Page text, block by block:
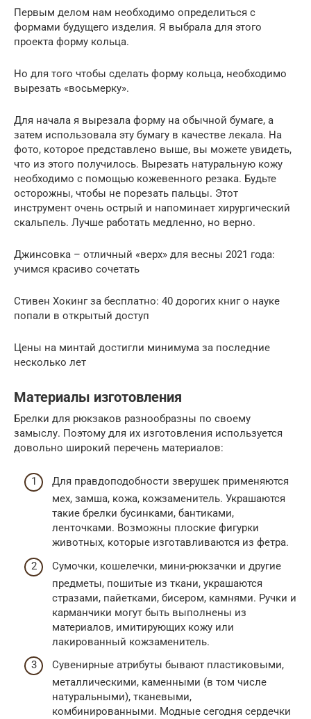
Первым делом нам необходимо определиться с
формами будущего изделия. Я выбрала для этого
проекта форму кольца.
Но для того чтобы сделать форму кольца, необходимо
вырезать «восьмерку».
Для начала я вырезала форму на обычной бумаге, а
затем использовала эту бумагу в качестве лекала. На
фото, которое представлено выше, вы можете увидеть,
что из этого получилось. Вырезать натуральную кожу
необходимо с помощью кожевенного резака. Будьте
осторожны, чтобы не порезать пальцы. Этот
инструмент очень острый и напоминает хирургический
скальпель. Лучше работать медленно, но верно.
Джинсовка – отличный «верх» для весны 2021 года:
учимся красиво сочетать
Стивен Хокинг за бесплатно: 40 дорогих книг о науке
попали в открытый доступ
Цены на минтай достигли минимума за последние
несколько лет
Материалы изготовления
Брелки для рюкзаков разнообразны по своему
замыслу. Поэтому для их изготовления используется
довольно широкий перечень материалов:
Для правдоподобности зверушек применяются
мех, замша, кожа, кожзаменитель. Украшаются
такие брелки бусинками, бантиками,
ленточками. Возможны плоские фигурки
животных, которые изготавливаются из фетра.
Сумочки, кошелечки, мини-рюкзачки и другие
предметы, пошитые из ткани, украшаются
стразами, пайетками, бисером, камнями. Ручки и
карманчики могут быть выполнены из
материалов, имитирующих кожу или
лакированный кожзаменитель.
Сувенирные атрибуты бывают пластиковыми,
металлическими, каменными (в том числе
натуральными), тканевыми,
комбинированными. Модные сегодня сердечки